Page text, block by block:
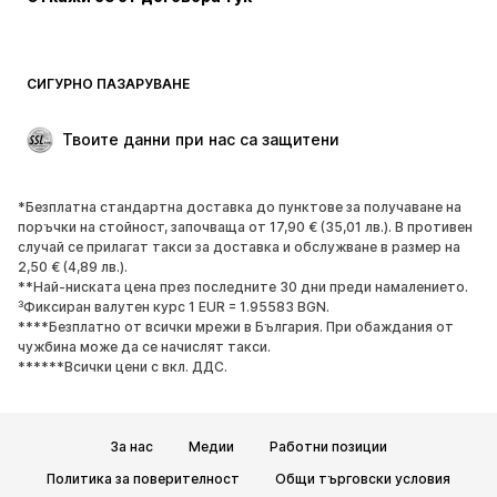
Специални Поводи
ОБУВКИ
НОВО
Популярно
Маратонки
Боти
Обувки с висок ток
Ботуши
Сандали
Ниски обувки
ЕКСКЛУЗИВНО
СИГУРНО ПАЗАРУВАНЕ
Твоите данни при нас са защитени
*Безплатна стандартна доставка до пунктове за получаване на
поръчки на стойност, започваща от 17,90 € (35,01 лв.). В противен
случай се прилагат такси за доставка и обслужване в размер на
2,50 € (4,89 лв.).
**Най-ниската цена през последните 30 дни преди намалението.
³Фиксиран валутен курс 1 EUR = 1.95583 BGN.
****Безплатно от всички мрежи в България. При обаждания от
чужбина може да се начислят такси.
******Всички цени с вкл. ДДС.
За нас Медии
Работни позиции
Политика за поверителност
Общи търговски условия